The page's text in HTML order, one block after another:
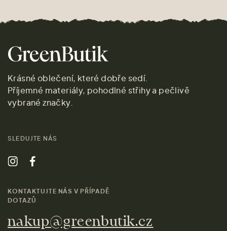
Krásné oblečení, které dobře sedí.
Příjemné materiály, pohodlné střihy a pečlivě
vybrané značky.
SLEDUJTE NÁS
KONTAKTUJTE NÁS V PŘÍPADĚ
DOTAZŮ
nakup@greenbutik.cz